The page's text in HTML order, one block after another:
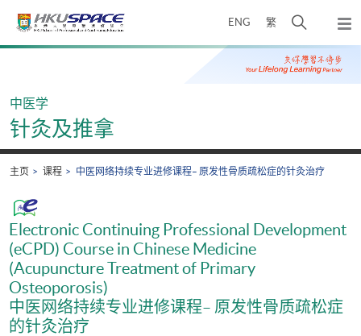
ENG 繁
开
搜
寻
弹
出
主
Main
中医学
针灸及推拿
主页 课程 中医网络持续专业进修课程– 原发性骨质疏松症的针灸治疗
Electronic Continuing Professional Development
(eCPD) Course in Chinese Medicine
(Acupuncture Treatment of Primary
Osteoporosis)
中医网络持续专业进修课程– 原发性骨质疏松症
的针灸治疗